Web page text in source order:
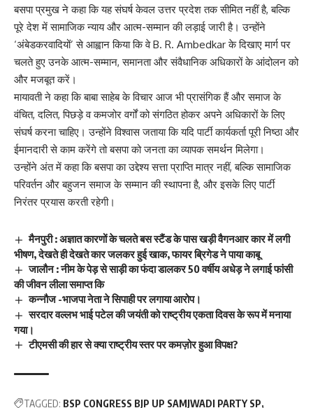
बसपा प्रमुख ने कहा कि यह संघर्ष केवल उत्तर प्रदेश तक सीमित नहीं है, बल्कि
पूरे देश में सामाजिक न्याय और आत्म-सम्मान की लड़ाई जारी है। उन्होंने
‘अंबेडकरवादियों’ से आह्वान किया कि वे B. R. Ambedkar के दिखाए मार्ग पर
चलते हुए उनके आत्म-सम्मान, समानता और संवैधानिक अधिकारों के आंदोलन को
और मजबूत करें।
मायावती ने कहा कि बाबा साहेब के विचार आज भी प्रासंगिक हैं और समाज के
वंचित, दलित, पिछड़े व कमजोर वर्गों को संगठित होकर अपने अधिकारों के लिए
संघर्ष करना चाहिए। उन्होंने विश्वास जताया कि यदि पार्टी कार्यकर्ता पूरी निष्ठा और
ईमानदारी से काम करेंगे तो बसपा को जनता का व्यापक समर्थन मिलेगा।
उन्होंने अंत में कहा कि बसपा का उद्देश्य सत्ता प्राप्ति मात्र नहीं, बल्कि सामाजिक
परिवर्तन और बहुजन समाज के सम्मान की स्थापना है, और इसके लिए पार्टी
निरंतर प्रयास करती रहेगी।
मैनपुरी : अज्ञात कारणों के चलते बस स्टैंड के पास खड़ी वैगनआर कार में लगी
भीषण, देखते ही देखते कार जलकर हुई खाक, फायर ब्रिगेड ने पाया काबू
जालौन : नीम के पेड़ से साड़ी का फंदा डालकर 50 वर्षीय अधेड़ ने लगाई फांसी
की जीवन लीला समाप्त कि
कन्नौज -भाजपा नेता ने सिपाही पर लगाया आरोप।
सरदार वल्लभ भाई पटेल की जयंती को राष्ट्रीय एकता दिवस के रूप में मनाया
गया।
टीएमसी की हार से क्या राष्ट्रीय स्तर पर कमज़ोर हुआ विपक्ष?
TAGGED: BSP CONGRESS BJP UP SAMJWADI PARTY SP